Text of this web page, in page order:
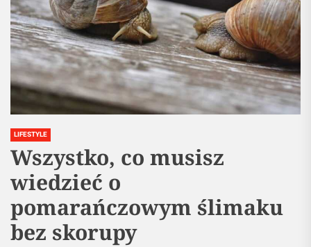
LIFESTYLE
Wszystko, co musisz
wiedzieć o
pomarańczowym ślimaku
bez skorupy